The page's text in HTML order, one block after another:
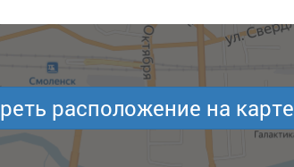
расположение на карте